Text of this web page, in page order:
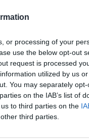
or processing of your
use the below opt-out
request is processed
utilized by us
You may separately
on the IAB’s list of
to third parties on the
third parties.
i
07/2026
forma part de l'Outdoor
aquest dissabte
La Oreja de Van Gogh
un tribut a Queen